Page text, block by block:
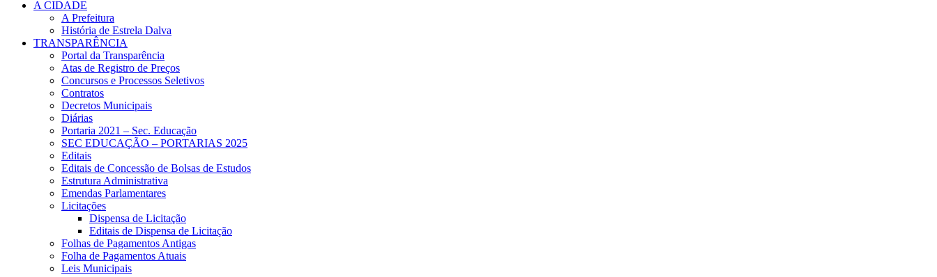
A CIDADE
A Prefeitura
História de Estrela Dalva
TRANSPARÊNCIA
Portal da Transparência
Atas de Registro de Preços
Concursos e Processos Seletivos
Contratos
Decretos Municipais
Diárias
Portaria 2021 – Sec. Educação
SEC EDUCAÇÃO – PORTARIAS 2025
Editais
Editais de Concessão de Bolsas de Estudos
Estrutura Administrativa
Emendas Parlamentares
Licitações
Dispensa de Licitação
Editais de Dispensa de Licitação
Folhas de Pagamentos Antigas
Folha de Pagamentos Atuais
Leis Municipais